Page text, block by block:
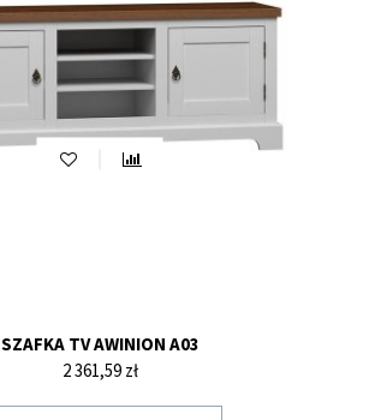
SZAFKA TV AWINION A03
Cena
2 361,59 zł